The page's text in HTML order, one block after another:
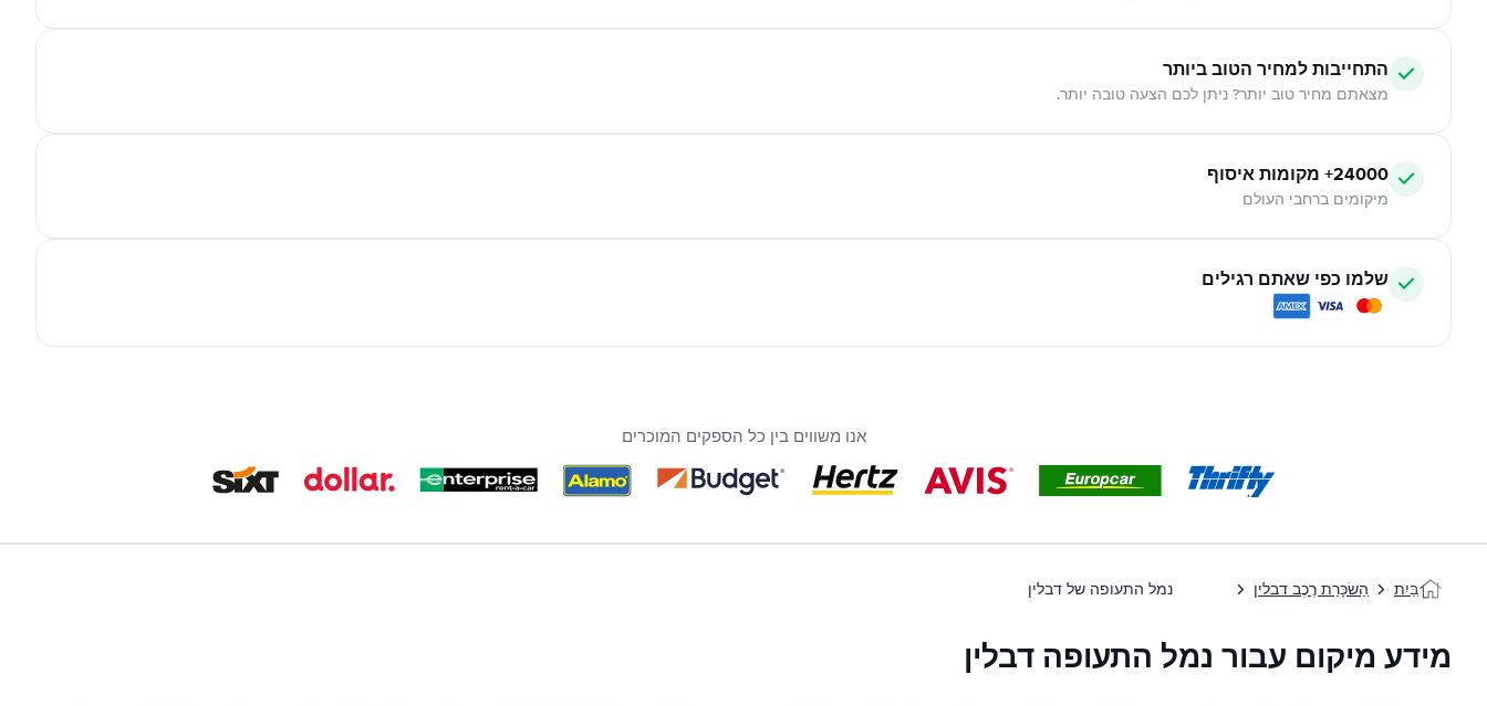
התחייבות למחיר הטוב ביותר
מצאתם מחיר טוב יותר? ניתן לכם הצעה טובה יותר.
24000+ מקומות איסוף
מיקומים ברחבי העולם
שלמו כפי שאתם רגילים
אנו משווים בין כל הספקים המוכרים
בַּיִת הַשׂכָּרַת רֶכֶב דבלין נמל התעופה של דבלין
מידע מיקום עבור נמל התעופה דבלין